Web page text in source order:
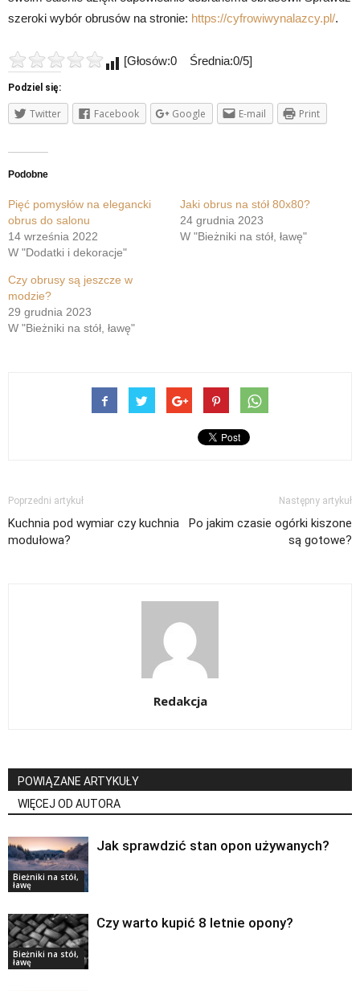
szeroki wybór obrusów na stronie: https://cyfrowiwynalazcy.pl/.
[Głosów:0 Średnia:0/5]
Podziel się:
Twitter Facebook Google E-mail Print
Podobne
Pięć pomysłów na elegancki
obrus do salonu
14 września 2022
W "Dodatki i dekoracje"
Jaki obrus na stół 80x80?
24 grudnia 2023
W "Bieżniki na stół, ławę"
Czy obrusy są jeszcze w
modzie?
29 grudnia 2023
W "Bieżniki na stół, ławę"
Poprzedni artykuł
Kuchnia pod wymiar czy kuchnia
modułowa?
Następny artykuł
Po jakim czasie ogórki kiszone
są gotowe?
Redakcja
POWIĄZANE ARTYKUŁY
WIĘCEJ OD AUTORA
Bieżniki na stół,
ławę
Jak sprawdzić stan opon używanych?
Bieżniki na stół,
ławę
Czy warto kupić 8 letnie opony?